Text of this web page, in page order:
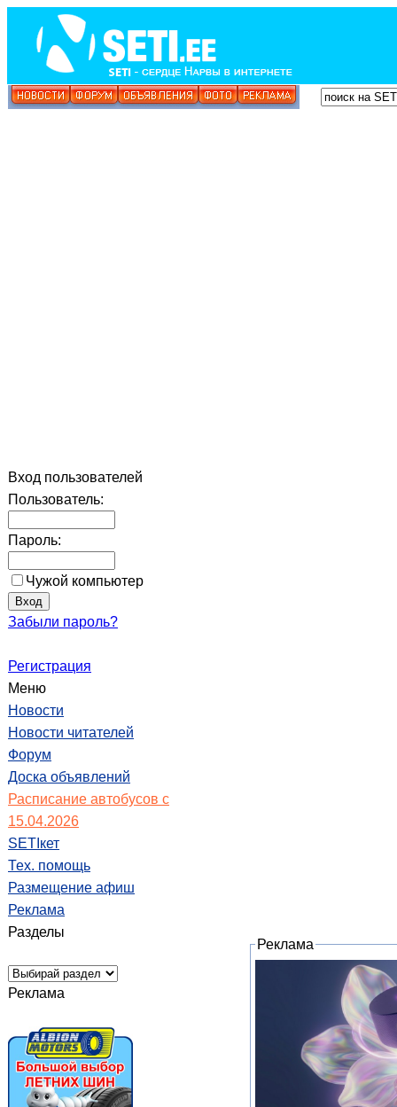
Вход пользователей
Пользователь:
Пароль:
Чужой компьютер
Забыли пароль?
Регистрация
Меню
Новости
Новости читателей
Форум
Доска объявлений
Расписание автобусов с
15.04.2026
SETIкет
Тех. помощь
Размещение афиш
Реклама
Разделы
Реклама
Реклама